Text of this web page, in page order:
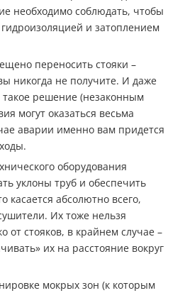
необходимо соблюдать, чтобы
и затоплением
переносить стояки –
никогда не получите. И даже
такое решение (незаконным
могут оказаться весьма
аварии именно вам придется
оборудования
уклоны труб и обеспечить
касается абсолютно всего,
Их тоже нельзя
от стояков, в крайнем случае –
их на расстояние вокруг
мокрых зон (к которым